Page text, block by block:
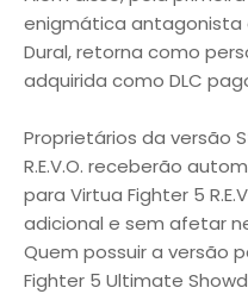
enigmática antagonista
Dural, retorna como
adquirida como DLC
Proprietários da versão
R.E.V.O. receberão
para Virtua Fighter 5
adicional e sem afetar
Quem possuir a versão
Fighter 5 Ultimate